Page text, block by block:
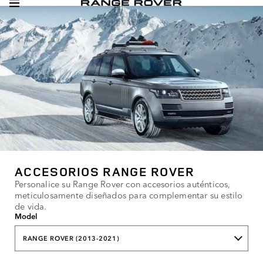
ACCESORIOS RANGE ROVER
Personalice su Range Rover con accesorios auténticos,
meticulosamente diseñados para complementar su estilo
de vida.
Model
RANGE ROVER (2013-2021)